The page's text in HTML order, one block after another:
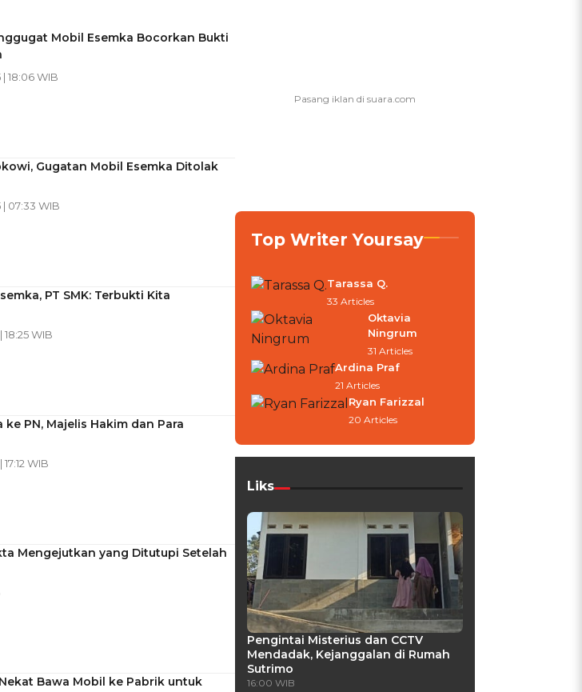
Mobil Esemka Bocorkan Bukti
18:06 WIB
Gugatan Mobil Esemka Ditolak
| 07:33 WIB
PT SMK: Terbukti Kita
WIB
PN, Majelis Hakim dan Para
WIB
Mengejutkan yang Ditutupi Setelah
Bawa Mobil ke Pabrik untuk
Top Writer Yoursay
Tarassa Q.
33 Articles
Oktavia
Ningrum
31 Articles
Ardina Praf
21 Articles
Ryan Farizzal
20 Articles
Liks
Pengintai Misterius dan CCTV
Mendadak, Kejanggalan di Rumah
Sutrimo
16:00 WIB